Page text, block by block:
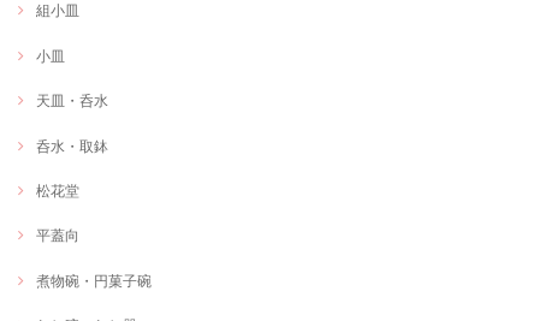
組小皿
小皿
天皿・呑水
呑水・取鉢
松花堂
平蓋向
煮物碗・円菓子碗